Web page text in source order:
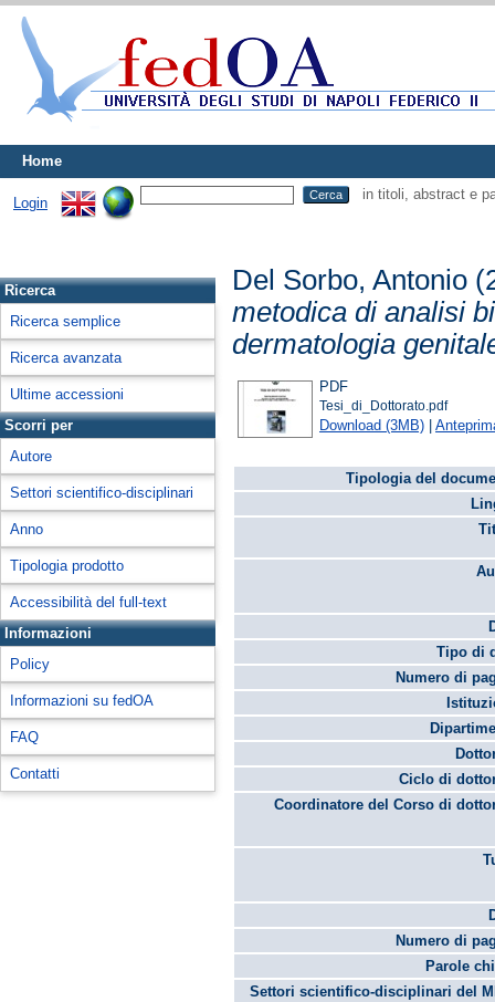
Home
Login
in titoli, abstract e
Ricerca
Ricerca semplice
Ricerca avanzata
Ultime accessioni
Scorri per
Autore
Settori scientifico-disciplinari
Anno
Tipologia prodotto
Accessibilità del full-text
Informazioni
Policy
Informazioni su fedOA
FAQ
Contatti
Del Sorbo, Antonio
metodica di analisi
dermatologia
PDF
Tesi_di_Dottorato.pdf
Download (3MB) |
Tipologia del
Tipo di
Numero di
Ciclo di
Coordinatore del Corso di
Numero di
Parole
Settori scientifico-disciplinari del